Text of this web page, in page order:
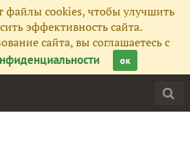
файлы cookies, чтобы улучшить
эффективность сайта.
сайта, вы соглашаетесь с
ок